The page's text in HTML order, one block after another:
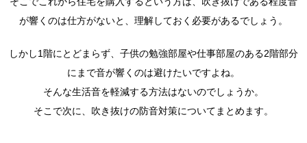
る
1.2.
を工夫
3.
が響くのは仕方がないと、理解しておく必要があるでしょう。
しかし1階にとどまらず、子供の勉強部屋や仕事部屋のある2階部分
にまで音が響くのは避けたいですよね。
そんな生活音を軽減する方法はないのでしょうか。
そこで次に、吹き抜けの防音対策についてまとめます。